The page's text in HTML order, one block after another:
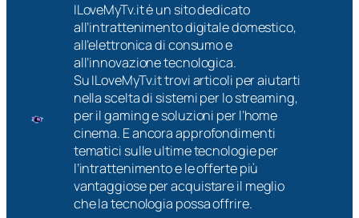
ILoveMyTv.it è un sito dedicato
all’intrattenimento digitale domestico,
all’elettronica di consumo e
all’innovazione tecnologica.
Su ILoveMyTv.it trovi articoli per aiutarti
nella scelta di sistemi per lo streaming,
per il gaming e soluzioni per l’home
cinema. E ancora approfondimenti
tematici sulle ultime tecnologie per
l’intrattenimento e le offerte più
vantaggiose per acquistare il meglio
che la tecnologia possa offrire.